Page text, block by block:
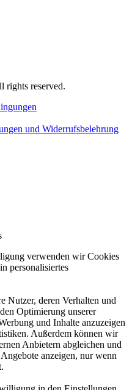
rights reserved.
und Widerrufsbelehrung
verwenden wir Cookies
personalisiertes
Nutzer, deren Verhalten und
Optimierung unserer
und Inhalte anzuzeigen
Außerdem können wir
Anbietern abgleichen und
anzeigen, nur wenn